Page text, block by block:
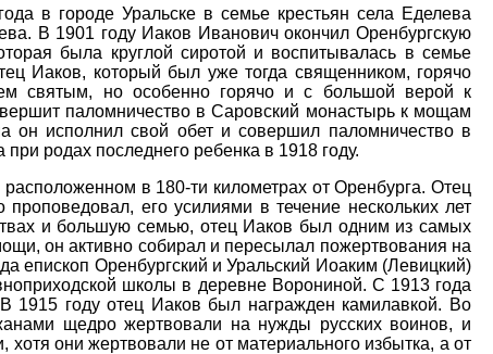
в городе Уральске в семье крестьян села Еделева
В 1901 году Иаков Иванович окончил Оренбургскую
была круглой сиротой и воспитывалась в семье
Иаков, который был уже тогда священником, горячо
святым, но особенно горячо и с большой верой к
паломничество в Саровский монастырь к мощам
он исполнил свой обет и совершил паломничество в
родах последнего ребенка в 1918 году.
в 180-ти километрах от Оренбурга. Отец
его усилиями в течение нескольких лет
и большую семью, отец Иаков был одним из самых
он активно собирал и пересылал пожертвования на
епископ Оренбургский и Уральский Иоаким (Левицкий)
школы в деревне Ворониной. С 1913 года
1915 году отец Иаков был награжден камилавкой. Во
щедро жертвовали на нужды русских воинов, и
они жертвовали не от материального избытка, а от